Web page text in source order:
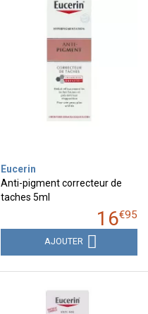
Eucerin
Anti-pigment correcteur de
taches 5ml
16€95
AJOUTER